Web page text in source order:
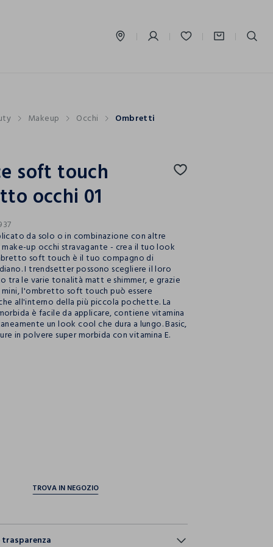
Makeup Occhi Ombretti
soft touch
occhi 01
da solo o in combinazione con altre
up occhi stravagante - crea il tuo look
soft touch è il tuo compagno di
I trendsetter possono scegliere il loro
tra le varie tonalità matt e shimmer, e grazie
l'ombretto soft touch può essere
all'interno della più piccola pochette. La
è facile da applicare, contiene vitamina
un look cool che dura a lungo. Basic,
in polvere super morbida con vitamina E.
trasparenza